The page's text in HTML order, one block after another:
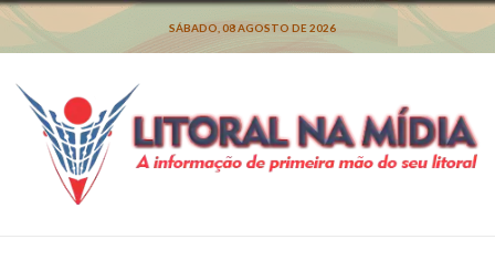
Skip
content
SÁBADO, 08 AGOSTO DE 2026